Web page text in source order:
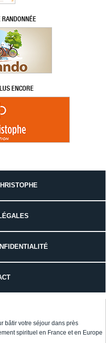
RANDONNÉE
ENCORE
bâtir votre séjour dans près
spirituel en France et en Europe